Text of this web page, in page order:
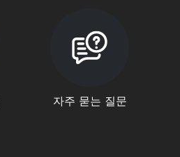
자주 묻는 질문